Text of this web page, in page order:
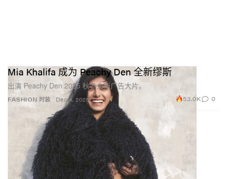
FASHION 时装
Mia Khalifa 成为 Peachy Den 全新缪斯
出演 Peachy Den 2025 秋冬全新广告大片。
Dec 4, 2025 53.0K 0